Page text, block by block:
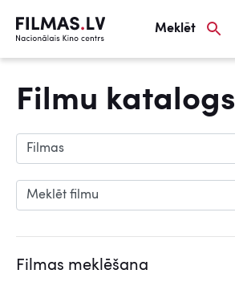
Meklēt
Filmu katalogs
Filmas meklēšana